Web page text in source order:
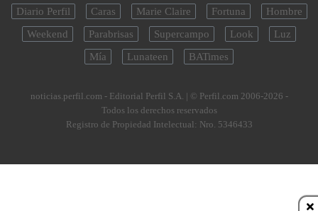
Diario Perfil Caras Marie Claire Fortuna
Hombre
Weekend
Parabrisas Supercampo Look
Luz
Mía
Lunateen BATimes
noticias.perfil.com - Editorial Perfil S.A. | © Perfil.com 2006-2026 -
Todos los derechos reservados
Registro de Propiedad Intelectual: Nro. 5346433